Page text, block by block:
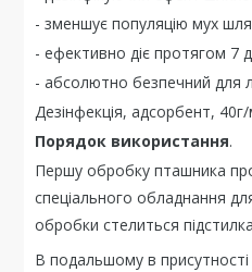
- зменшує популяцію мух
- ефективно діє протягом 7
- абсолютно безпечний для
Дезінфекція, адсорбент, 40г/
Порядок використання.
Першу обробку пташника
спеціального обладнання
обробки стелиться
В подальшому в